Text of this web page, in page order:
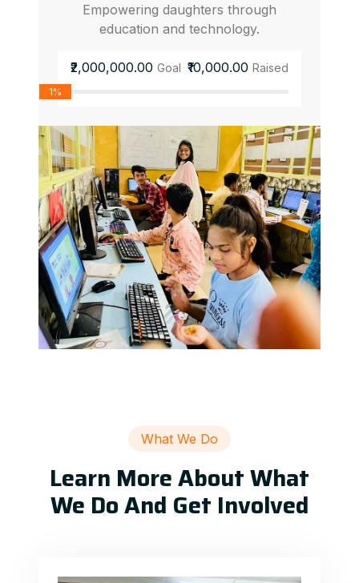
Empowering daughters through
education and technology.
₹2,000,000.00 Goal ₹10,000.00 Raised
1%
What We Do
Learn More About What
We Do And Get Involved